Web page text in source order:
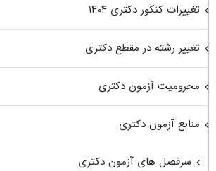
تغییرات کنکور دکتری ۱۴۰۴
تغییر رشته در مقطع دکتری
محرومیت آزمون دکتری
منابع آزمون دکتری
سرفصل های آزمون دکتری